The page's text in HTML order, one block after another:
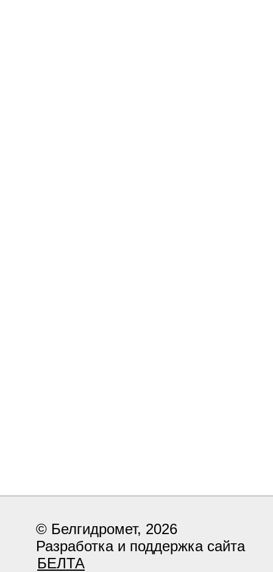
© Белгидромет, 2026
Разработка и поддержка сайта
БЕЛТА